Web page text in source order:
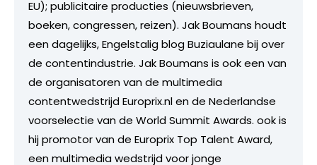
EU); publicitaire producties (nieuwsbrieven,
boeken, congressen, reizen). Jak Boumans houdt
een dagelijks, Engelstalig blog Buziaulane bij over
de contentindustrie. Jak Boumans is ook een van
de organisatoren van de multimedia
contentwedstrijd Europrix.nl en de Nederlandse
voorselectie van de World Summit Awards. ook is
hij promotor van de Europrix Top Talent Award,
een multimedia wedstrijd voor jonge